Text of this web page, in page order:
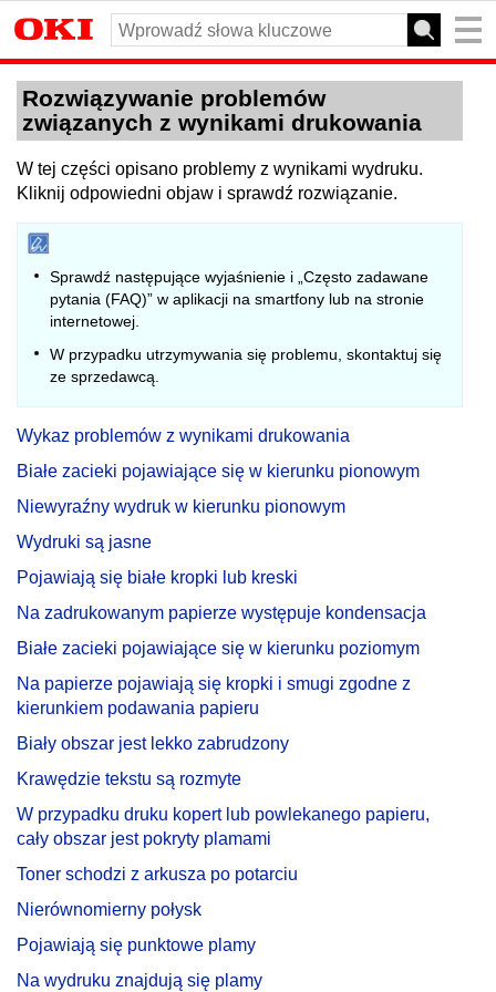
Rozwiązywanie problemów
związanych z wynikami drukowania
W tej części opisano problemy z wynikami wydruku.
Kliknij odpowiedni objaw i sprawdź rozwiązanie.
Sprawdź następujące wyjaśnienie i „Często zadawane
pytania (FAQ)” w aplikacji na smartfony lub na stronie
internetowej.
W przypadku utrzymywania się problemu, skontaktuj się
ze sprzedawcą.
Wykaz problemów z wynikami drukowania
Białe zacieki pojawiające się w kierunku pionowym
Niewyraźny wydruk w kierunku pionowym
Wydruki są jasne
Pojawiają się białe kropki lub kreski
Na zadrukowanym papierze występuje kondensacja
Białe zacieki pojawiające się w kierunku poziomym
Na papierze pojawiają się kropki i smugi zgodne z
kierunkiem podawania papieru
Biały obszar jest lekko zabrudzony
Krawędzie tekstu są rozmyte
W przypadku druku kopert lub powlekanego papieru,
cały obszar jest pokryty plamami
Toner schodzi z arkusza po potarciu
Nierównomierny połysk
Pojawiają się punktowe plamy
Na wydruku znajdują się plamy